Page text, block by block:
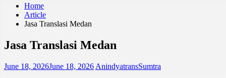
Home
Article
Jasa Translasi Medan
Jasa Translasi Medan
June 18, 2026June 18, 2026 AnindyatransSumtra